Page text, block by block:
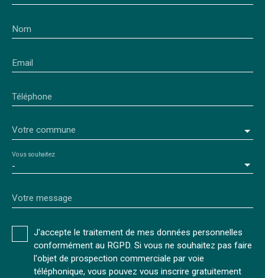
Nom
Email
Téléphone
Votre commune
-
Vous souhaitez
Votre message
J'accepte le traitement de mes données personnelles
conformément au RGPD. Si vous ne souhaitez pas faire
l'objet de prospection commerciale par voie
téléphonique, vous pouvez vous inscrire gratuitement